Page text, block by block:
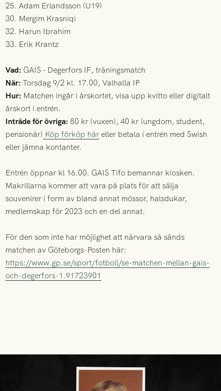
25. Adam Erlandsson (U19)
30. Mergim Krasniqi
32. Harun Ibrahim
33. Erik Krantz
Vad: GAIS - Degerfors IF, träningsmatch
När:Torsdag 9/2 kl. 17.00, Valhalla IP
Hur: Matchen ingår i årskortet, visa upp kvitto eller digitalt
årskort i entrén.
Inträde för övriga:80 kr (vuxen), 40 kr (ungdom, student,
pensionär) Köp förköp här eller betala i entrén med Swish
eller jämna kontanter.
Entrén öppnar kl 16.00. GAIS Tifo bemannar kiosken.
Makrillarna kommer att vara på plats för att sälja
souvenirer i form av bland annat mössor, halsdukar,
medlemskap för 2023 och en del annat.
För den som inte har möjlighet att närvara så sänds
matchen av Göteborgs-Posten här:
https://www.gp.se/sport/fotboll/se-matchen-mellan-gais-
och-degerfors-1.91723901